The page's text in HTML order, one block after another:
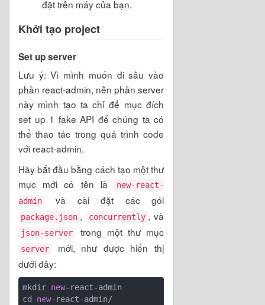
đặt trên máy của bạn.
Khởi tạo project
Set up server
Lưu ý: Vì mình muốn đi sâu vào
phần react-admin, nên phần server
này mình tạo ta chỉ để mục đích
set up 1 fake API để chúng ta có
thể thao tác trong quá trình code
với react-admin.
Hãy bắt đầu bằng cách tạo một thư
mục mới có tên là
new-react-
admin
và cài đặt các gói
package.json , concurrently , và
json-server trong một thư mục
server
mới, như được hiển thị
dưới đây:
mkdir new-react-admin
cd new-react-admin/